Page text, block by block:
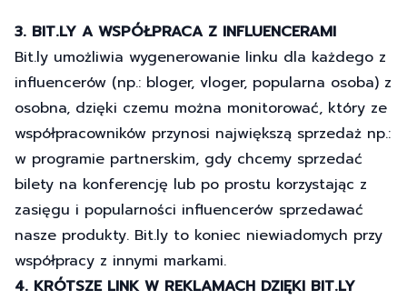
3. BIT.LY A WSPÓŁPRACA Z INFLUENCERAMI
Bit.ly umożliwia wygenerowanie linku dla każdego z
influencerów (np.: bloger, vloger, popularna osoba) z
osobna, dzięki czemu można monitorować, który ze
współpracowników przynosi największą sprzedaż np.:
w programie partnerskim, gdy chcemy sprzedać
bilety na konferencję lub po prostu korzystając z
zasięgu i popularności influencerów sprzedawać
nasze produkty. Bit.ly to koniec niewiadomych przy
współpracy z innymi markami.
4. KRÓTSZE LINK W REKLAMACH DZIĘKI BIT.LY